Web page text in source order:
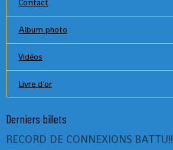
Contact
Album photo
Vidéos
Livre d'or
Derniers billets
RECORD DE CONNEXIONS BATTU!!